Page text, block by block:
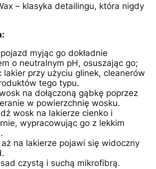
– klasyka detailingu, która nigdy
myjąc go dokładnie
o neutralnym pH, osuszając go;
lakier przy użyciu glinek, cleanerów
tego typu.
na dołączoną gąbkę poprzez
w powierzchnię wosku.
wosk na lakierze cienko i
wypracowując go z lekkim
aż na lakierze pojawi się widoczny
czystą i suchą mikrofibrą.